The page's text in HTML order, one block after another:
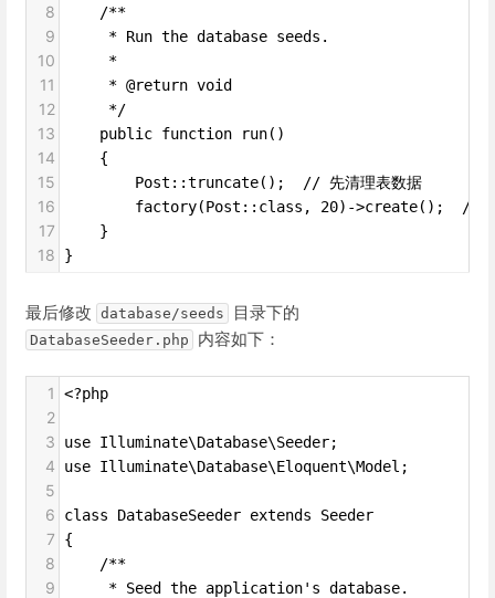
8
    /**
9
     * Run the database seeds.
10
     *
11
     * @return void
12
     */
13
    public function run()
14
    {
15
        Post::truncate();  // 先清理表数据
16
factory(Post::class, 20)->create();  //
17
    }
18 }
最后修改 database/seeds 目录下的
DatabaseSeeder.php 内容如下：
1 <?php
2
3
use Illuminate\Database\Seeder;
4 use Illuminate\Database\Eloquent\Model;
5
6
class DatabaseSeeder extends Seeder
7 {
8
    /**
9
     * Seed the application's database.